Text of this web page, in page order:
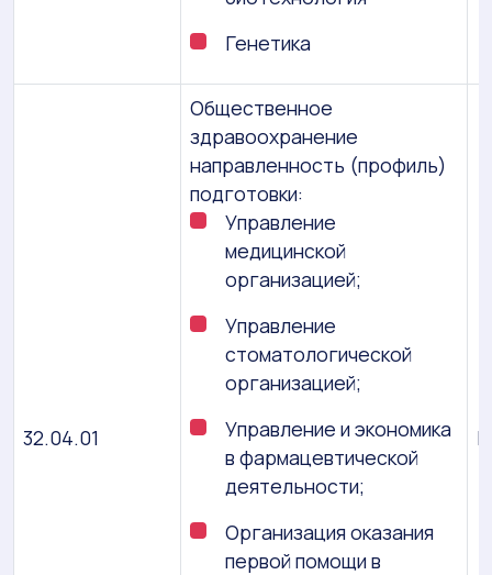
Генетика
32.04.01
Общественное
здравоохранение
направленность (профиль)
подготовки:
Управление
медицинской
организацией;
Управление
стоматологической
организацией;
Управление и экономика
в фармацевтической
деятельности;
Организация оказания
первой помощи в